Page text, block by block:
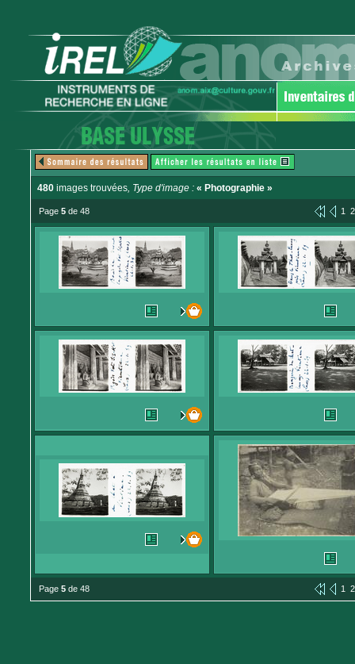
480 images trouvées, Type d'image : « Photographie »
Page 5 de 48 1 2
Page 5 de 48 1 2